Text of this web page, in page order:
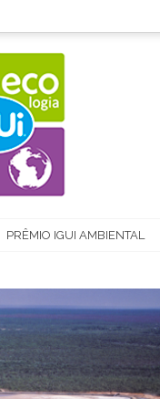
PRÊMIO IGUI AMBIENTAL